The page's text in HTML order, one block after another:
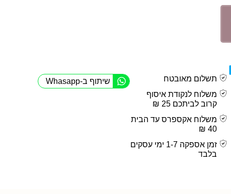
תשלום מאובטח
משלוח לנקודת איסוף
קרוב לביתכם 25 ₪
משלוח אקספרס עד הבית
40 ₪
זמן אספקה 1-7 ימי עסקים
בלבד
שיתוף ב-Whasapp